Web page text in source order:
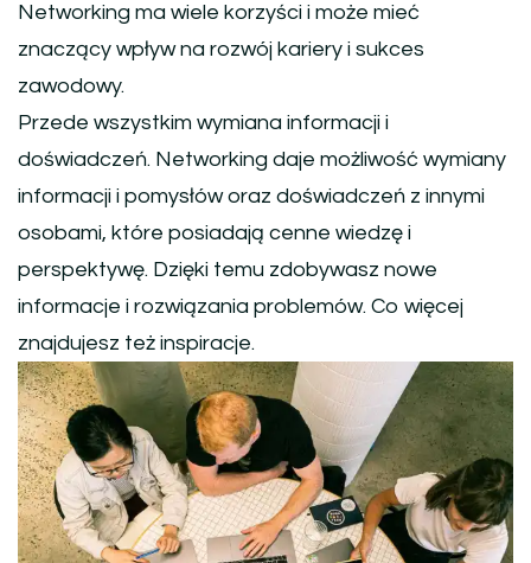
Networking ma wiele korzyści i może mieć
znaczący wpływ na rozwój kariery i sukces
zawodowy.
Przede wszystkim wymiana informacji i
doświadczeń. Networking daje możliwość wymiany
informacji i pomysłów oraz doświadczeń z innymi
osobami, które posiadają cenne wiedzę i
perspektywę. Dzięki temu zdobywasz nowe
informacje i rozwiązania problemów. Co więcej
znajdujesz też inspiracje.